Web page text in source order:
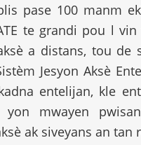
pase 100 manm
te grandi pou l
a distans, tou de
Jesyon Aksè
entelijan, kle
mwayen
ak siveyans an tan